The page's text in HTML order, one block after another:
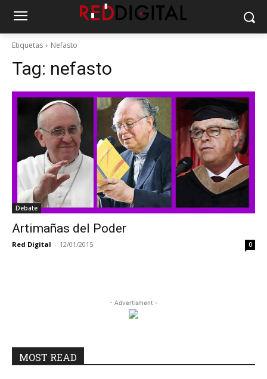
Etiquetas Nefasto
Tag: nefasto
Debate
Artimañas del Poder
Red Digital - 12/01/2015 0
- Advertisment -
MOST READ